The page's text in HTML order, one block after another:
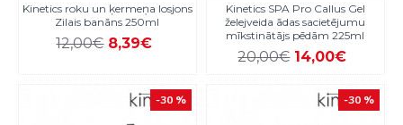
Kinetics roku un ķermeņa losjons
Zilais banāns 250ml
12,00€ 8,39€
Kinetics SPA Pro Callus Gel
želejveida ādas sacietējumu
mīkstinātājs pēdām 225ml
20,00€ 14,00€
-30 % -30 %